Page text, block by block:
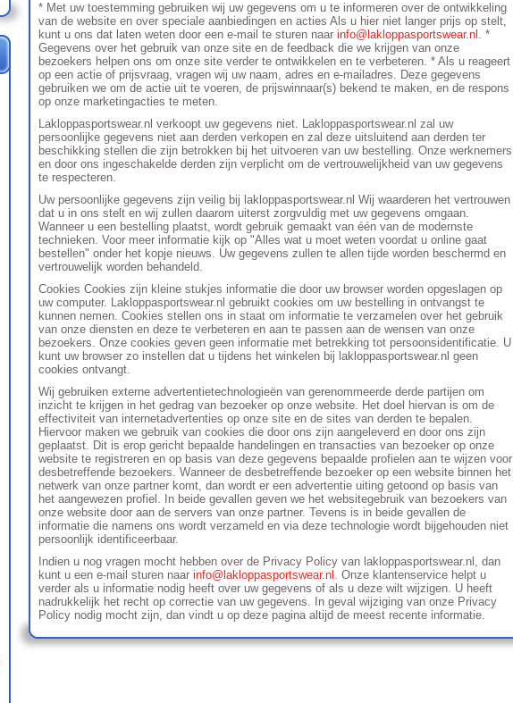
* Met uw toestemming gebruiken wij uw gegevens om u te informeren over de ontwikkeling
van de website en over speciale aanbiedingen en acties Als u hier niet langer prijs op stelt,
kunt u ons dat laten weten door een e-mail te sturen naar info@lakloppasportswear.nl . *
Gegevens over het gebruik van onze site en de feedback die we krijgen van onze
bezoekers helpen ons om onze site verder te ontwikkelen en te verbeteren. * Als u reageert
op een actie of prijsvraag, vragen wij uw naam, adres en e-mailadres. Deze gegevens
gebruiken we om de actie uit te voeren, de prijswinnaar(s) bekend te maken, en de respons
op onze marketingacties te meten.
Lakloppasportswear.nl verkoopt uw gegevens niet. Lakloppasportswear.nl zal uw
persoonlijke gegevens niet aan derden verkopen en zal deze uitsluitend aan derden ter
beschikking stellen die zijn betrokken bij het uitvoeren van uw bestelling. Onze werknemers
en door ons ingeschakelde derden zijn verplicht om de vertrouwelijkheid van uw gegevens
te respecteren.
Uw persoonlijke gegevens zijn veilig bij lakloppasportswear.nl Wij waarderen het vertrouwen
dat u in ons stelt en wij zullen daarom uiterst zorgvuldig met uw gegevens omgaan.
Wanneer u een bestelling plaatst, wordt gebruik gemaakt van één van de modernste
technieken. Voor meer informatie kijk op "Alles wat u moet weten voordat u online gaat
bestellen" onder het kopje nieuws. Uw gegevens zullen te allen tijde worden beschermd en
vertrouwelijk worden behandeld.
Cookies Cookies zijn kleine stukjes informatie die door uw browser worden opgeslagen op
uw computer. Lakloppasportswear.nl gebruikt cookies om uw bestelling in ontvangst te
kunnen nemen. Cookies stellen ons in staat om informatie te verzamelen over het gebruik
van onze diensten en deze te verbeteren en aan te passen aan de wensen van onze
bezoekers. Onze cookies geven geen informatie met betrekking tot persoonsidentificatie. U
kunt uw browser zo instellen dat u tijdens het winkelen bij lakloppasportswear.nl geen
cookies ontvangt.
Wij gebruiken externe advertentietechnologieën van gerenommeerde derde partijen om
inzicht te krijgen in het gedrag van bezoeker op onze website. Het doel hiervan is om de
effectiviteit van internetadvertenties op onze site en de sites van derden te bepalen.
Hiervoor maken we gebruik van cookies die door ons zijn aangeleverd en door ons zijn
geplaatst. Dit is erop gericht bepaalde handelingen en transacties van bezoeker op onze
website te registreren en op basis van deze gegevens bepaalde profielen aan te wijzen voor
desbetreffende bezoekers. Wanneer de desbetreffende bezoeker op een website binnen het
netwerk van onze partner komt, dan wordt er een advertentie uiting getoond op basis van
het aangewezen profiel. In beide gevallen geven we het websitegebruik van bezoekers van
onze website door aan de servers van onze partner. Tevens is in beide gevallen de
informatie die namens ons wordt verzameld en via deze technologie wordt bijgehouden niet
persoonlijk identificeerbaar.
Indien u nog vragen mocht hebben over de Privacy Policy van lakloppasportswear.nl, dan
kunt u een e-mail sturen naar info@lakloppasportswear.nl . Onze klantenservice helpt u
verder als u informatie nodig heeft over uw gegevens of als u deze wilt wijzigen. U heeft
nadrukkelijk het recht op correctie van uw gegevens. In geval wijziging van onze Privacy
Policy nodig mocht zijn, dan vindt u op deze pagina altijd de meest recente informatie.